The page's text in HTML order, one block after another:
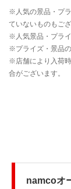
namcoオ